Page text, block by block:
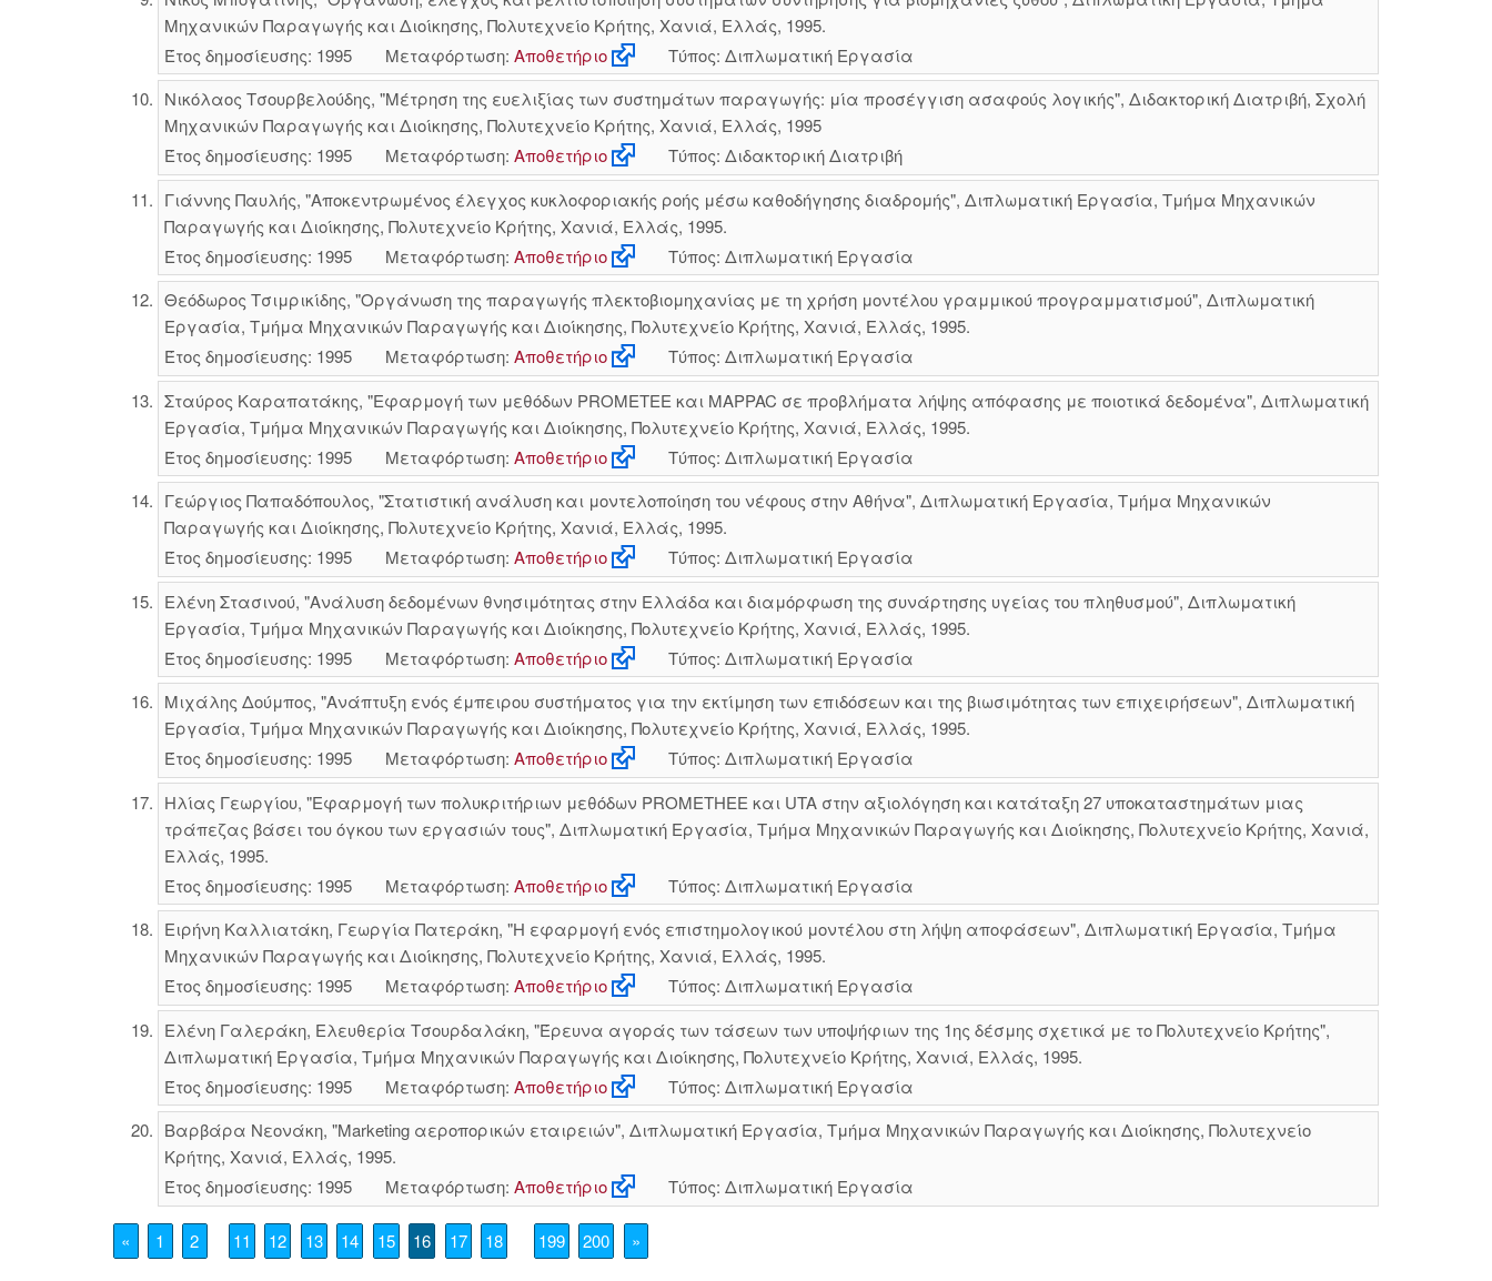
Μηχανικών Παραγωγής και Διοίκησης, Πολυτεχνείο Κρήτης, Χανιά, Ελλάς, 1995.
Έτος δημοσίευσης: 1995
Μεταφόρτωση: Αποθετήριο
Τύπος: Διπλωματική Εργασία
Νικόλαος Τσουρβελούδης, "Μέτρηση της ευελιξίας των συστημάτων παραγωγής: μία προσέγγιση ασαφούς λογικής", Διδακτορική Διατριβή, Σχολή
Μηχανικών Παραγωγής και Διοίκησης, Πολυτεχνείο Κρήτης, Χανιά, Ελλάς, 1995
Έτος δημοσίευσης: 1995
Μεταφόρτωση: Αποθετήριο
Τύπος: Διδακτορική Διατριβή
Γιάννης Παυλής, "Αποκεντρωμένος έλεγχος κυκλοφοριακής ροής μέσω καθοδήγησης διαδρομής", Διπλωματική Εργασία, Τμήμα Μηχανικών
Παραγωγής και Διοίκησης, Πολυτεχνείο Κρήτης, Χανιά, Ελλάς, 1995.
Έτος δημοσίευσης: 1995
Μεταφόρτωση: Αποθετήριο
Τύπος: Διπλωματική Εργασία
Θεόδωρος Τσιμρικίδης, "Οργάνωση της παραγωγής πλεκτοβιομηχανίας με τη χρήση μοντέλου γραμμικού προγραμματισμού", Διπλωματική
Εργασία, Τμήμα Μηχανικών Παραγωγής και Διοίκησης, Πολυτεχνείο Κρήτης, Χανιά, Ελλάς, 1995.
Έτος δημοσίευσης: 1995
Μεταφόρτωση: Αποθετήριο
Τύπος: Διπλωματική Εργασία
Σταύρος Καραπατάκης, "Εφαρμογή των μεθόδων PROMETEE και MAPPAC σε προβλήματα λήψης απόφασης με ποιοτικά δεδομένα", Διπλωματική
Εργασία, Τμήμα Μηχανικών Παραγωγής και Διοίκησης, Πολυτεχνείο Κρήτης, Χανιά, Ελλάς, 1995.
Έτος δημοσίευσης: 1995
Μεταφόρτωση: Αποθετήριο
Τύπος: Διπλωματική Εργασία
Γεώργιος Παπαδόπουλος, "Στατιστική ανάλυση και μοντελοποίηση του νέφους στην Αθήνα", Διπλωματική Εργασία, Τμήμα Μηχανικών
Παραγωγής και Διοίκησης, Πολυτεχνείο Κρήτης, Χανιά, Ελλάς, 1995.
Έτος δημοσίευσης: 1995
Μεταφόρτωση: Αποθετήριο
Τύπος: Διπλωματική Εργασία
Ελένη Στασινού, "Ανάλυση δεδομένων θνησιμότητας στην Ελλάδα και διαμόρφωση της συνάρτησης υγείας του πληθυσμού", Διπλωματική
Εργασία, Τμήμα Μηχανικών Παραγωγής και Διοίκησης, Πολυτεχνείο Κρήτης, Χανιά, Ελλάς, 1995.
Έτος δημοσίευσης: 1995
Μεταφόρτωση: Αποθετήριο
Τύπος: Διπλωματική Εργασία
Μιχάλης Δούμπος, "Ανάπτυξη ενός έμπειρου συστήματος για την εκτίμηση των επιδόσεων και της βιωσιμότητας των επιχειρήσεων", Διπλωματική
Εργασία, Τμήμα Μηχανικών Παραγωγής και Διοίκησης, Πολυτεχνείο Κρήτης, Χανιά, Ελλάς, 1995.
Έτος δημοσίευσης: 1995
Μεταφόρτωση: Αποθετήριο
Τύπος: Διπλωματική Εργασία
Ηλίας Γεωργίου, "Εφαρμογή των πολυκριτήριων μεθόδων PROMETHEE και UTA στην αξιολόγηση και κατάταξη 27 υποκαταστημάτων μιας
τράπεζας βάσει του όγκου των εργασιών τους", Διπλωματική Εργασία, Τμήμα Μηχανικών Παραγωγής και Διοίκησης, Πολυτεχνείο Κρήτης, Χανιά,
Ελλάς, 1995.
Έτος δημοσίευσης: 1995
Μεταφόρτωση: Αποθετήριο
Τύπος: Διπλωματική Εργασία
Ειρήνη Καλλιατάκη, Γεωργία Πατεράκη, "Η εφαρμογή ενός επιστημολογικού μοντέλου στη λήψη αποφάσεων", Διπλωματική Εργασία, Τμήμα
Μηχανικών Παραγωγής και Διοίκησης, Πολυτεχνείο Κρήτης, Χανιά, Ελλάς, 1995.
Έτος δημοσίευσης: 1995
Μεταφόρτωση: Αποθετήριο
Τύπος: Διπλωματική Εργασία
Ελένη Γαλεράκη, Ελευθερία Τσουρδαλάκη, "Έρευνα αγοράς των τάσεων των υποψήφιων της 1ης δέσμης σχετικά με το Πολυτεχνείο Κρήτης",
Διπλωματική Εργασία, Τμήμα Μηχανικών Παραγωγής και Διοίκησης, Πολυτεχνείο Κρήτης, Χανιά, Ελλάς, 1995.
Έτος δημοσίευσης: 1995
Μεταφόρτωση: Αποθετήριο
Τύπος: Διπλωματική Εργασία
Βαρβάρα Νεονάκη, "Marketing αεροπορικών εταιρειών", Διπλωματική Εργασία, Τμήμα Μηχανικών Παραγωγής και Διοίκησης, Πολυτεχνείο
Κρήτης, Χανιά, Ελλάς, 1995.
Έτος δημοσίευσης: 1995
Μεταφόρτωση: Αποθετήριο Τύπος: Διπλωματική Εργασία
« 1 2 11 12 13 14 15 16 17 18 199 200 »